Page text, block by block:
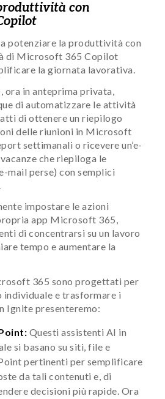
con
potenziare la produttività con
di Microsoft 365 Copilot
la giornata lavorativa.
, ora in anteprima privata,
di automatizzare le attività
di ottenere un riepilogo
delle riunioni in Microsoft
settimanali o ricevere un’e-
che riepiloga le
mail perse) con semplici
impostare le azioni
app Microsoft 365,
di concentrarsi su un lavoro
tempo e aumentare la
365 sono progettati per
individuale e trasformare i
Ignite presenteremo:
Questi assistenti AI in
si basano su siti, file e
pertinenti per semplificare
da tali contenuti e, di
decisioni più rapide. Ora